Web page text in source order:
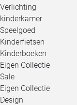
Verlichting
kinderkamer
Speelgoed
Kinderfietsen
Kinderboeken
Eigen Collectie
Sale
Eigen Collectie
Design